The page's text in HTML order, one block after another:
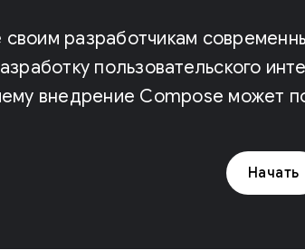
своим разработчикам
пользовательского
внедрение Compose может
Начать